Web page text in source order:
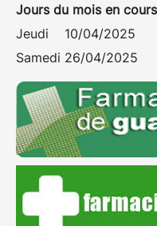
Jours du mois en
Jeudi 10/04/2025
Samedi 26/04/2025